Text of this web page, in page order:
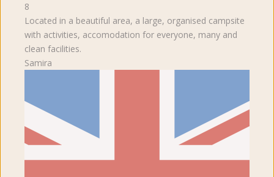
8
Located in a beautiful area, a large, organised campsite
with activities, accomodation for everyone, many and
clean facilities.
Samira